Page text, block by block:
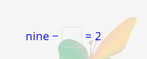
nine − = 2